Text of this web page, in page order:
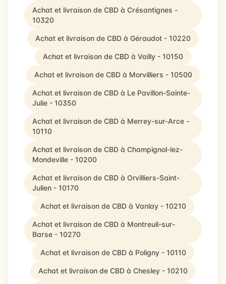
Achat et livraison de CBD à Crésantignes -
10320
Achat et livraison de CBD à Géraudot - 10220
Achat et livraison de CBD à Vailly - 10150
Achat et livraison de CBD à Morvilliers - 10500
Achat et livraison de CBD à Le Pavillon-Sainte-
Julie - 10350
Achat et livraison de CBD à Merrey-sur-Arce -
10110
Achat et livraison de CBD à Champignol-lez-
Mondeville - 10200
Achat et livraison de CBD à Orvilliers-Saint-
Julien - 10170
Achat et livraison de CBD à Vanlay - 10210
Achat et livraison de CBD à Montreuil-sur-
Barse - 10270
Achat et livraison de CBD à Poligny - 10110
Achat et livraison de CBD à Chesley - 10210